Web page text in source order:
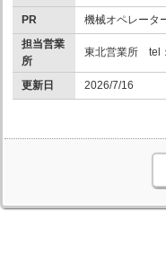
PR
機械オペレータ
担当営業
所
東北営業所 tel
更新日 2026/7/16